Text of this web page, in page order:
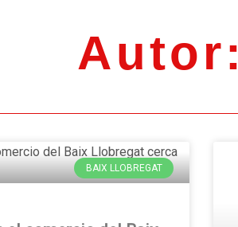
Autor:
BAIX LLOBREGAT